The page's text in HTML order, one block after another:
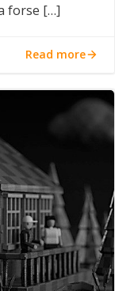
forse […]
Read more